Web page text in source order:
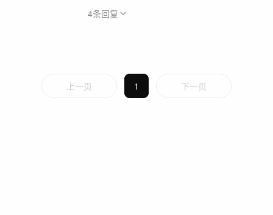
4条回复
上一页 1 下一页